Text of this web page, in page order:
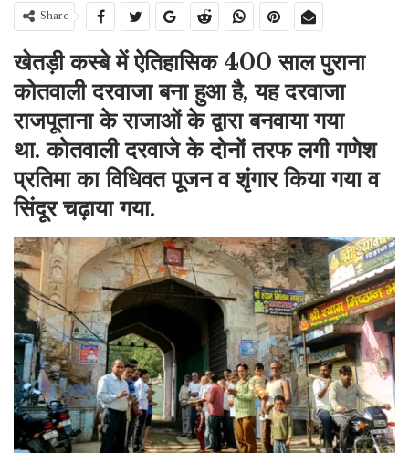
Share
खेतड़ी कस्बे में ऐतिहासिक 400 साल पुराना
कोतवाली दरवाजा बना हुआ है, यह दरवाजा
राजपूताना के राजाओं के द्वारा बनवाया गया
था. कोतवाली दरवाजे के दोनों तरफ लगी गणेश
प्रतिमा का विधिवत पूजन व शृंगार किया गया व
सिंदूर चढ़ाया गया.